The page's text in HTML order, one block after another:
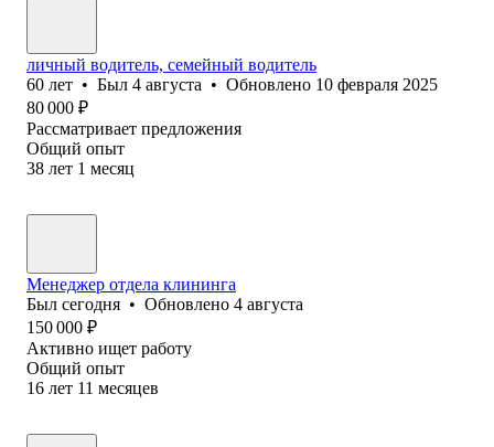
личный водитель, семейный водитель
60 лет • Был 4 августа • Обновлено 10 февраля 2025
80 000 ₽
Рассматривает предложения
Общий опыт
38 лет 1 месяц
Менеджер отдела клининга
Был сегодня • Обновлено 4 августа
150 000 ₽
Активно ищет работу
Общий опыт
16 лет 11 месяцев